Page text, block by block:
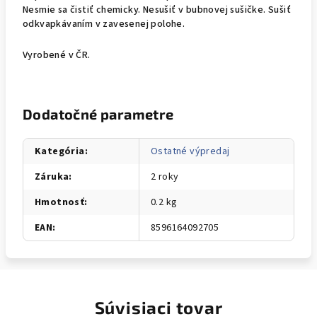
Nesmie sa čistiť chemicky. Nesušiť v bubnovej sušičke. Sušiť
odkvapkávaním v zavesenej polohe.
Vyrobené v ČR.
Dodatočné parametre
Kategória:
Ostatné výpredaj
Záruka:
2 roky
Hmotnosť:
0.2 kg
EAN: 8596164092705
Súvisiaci tovar